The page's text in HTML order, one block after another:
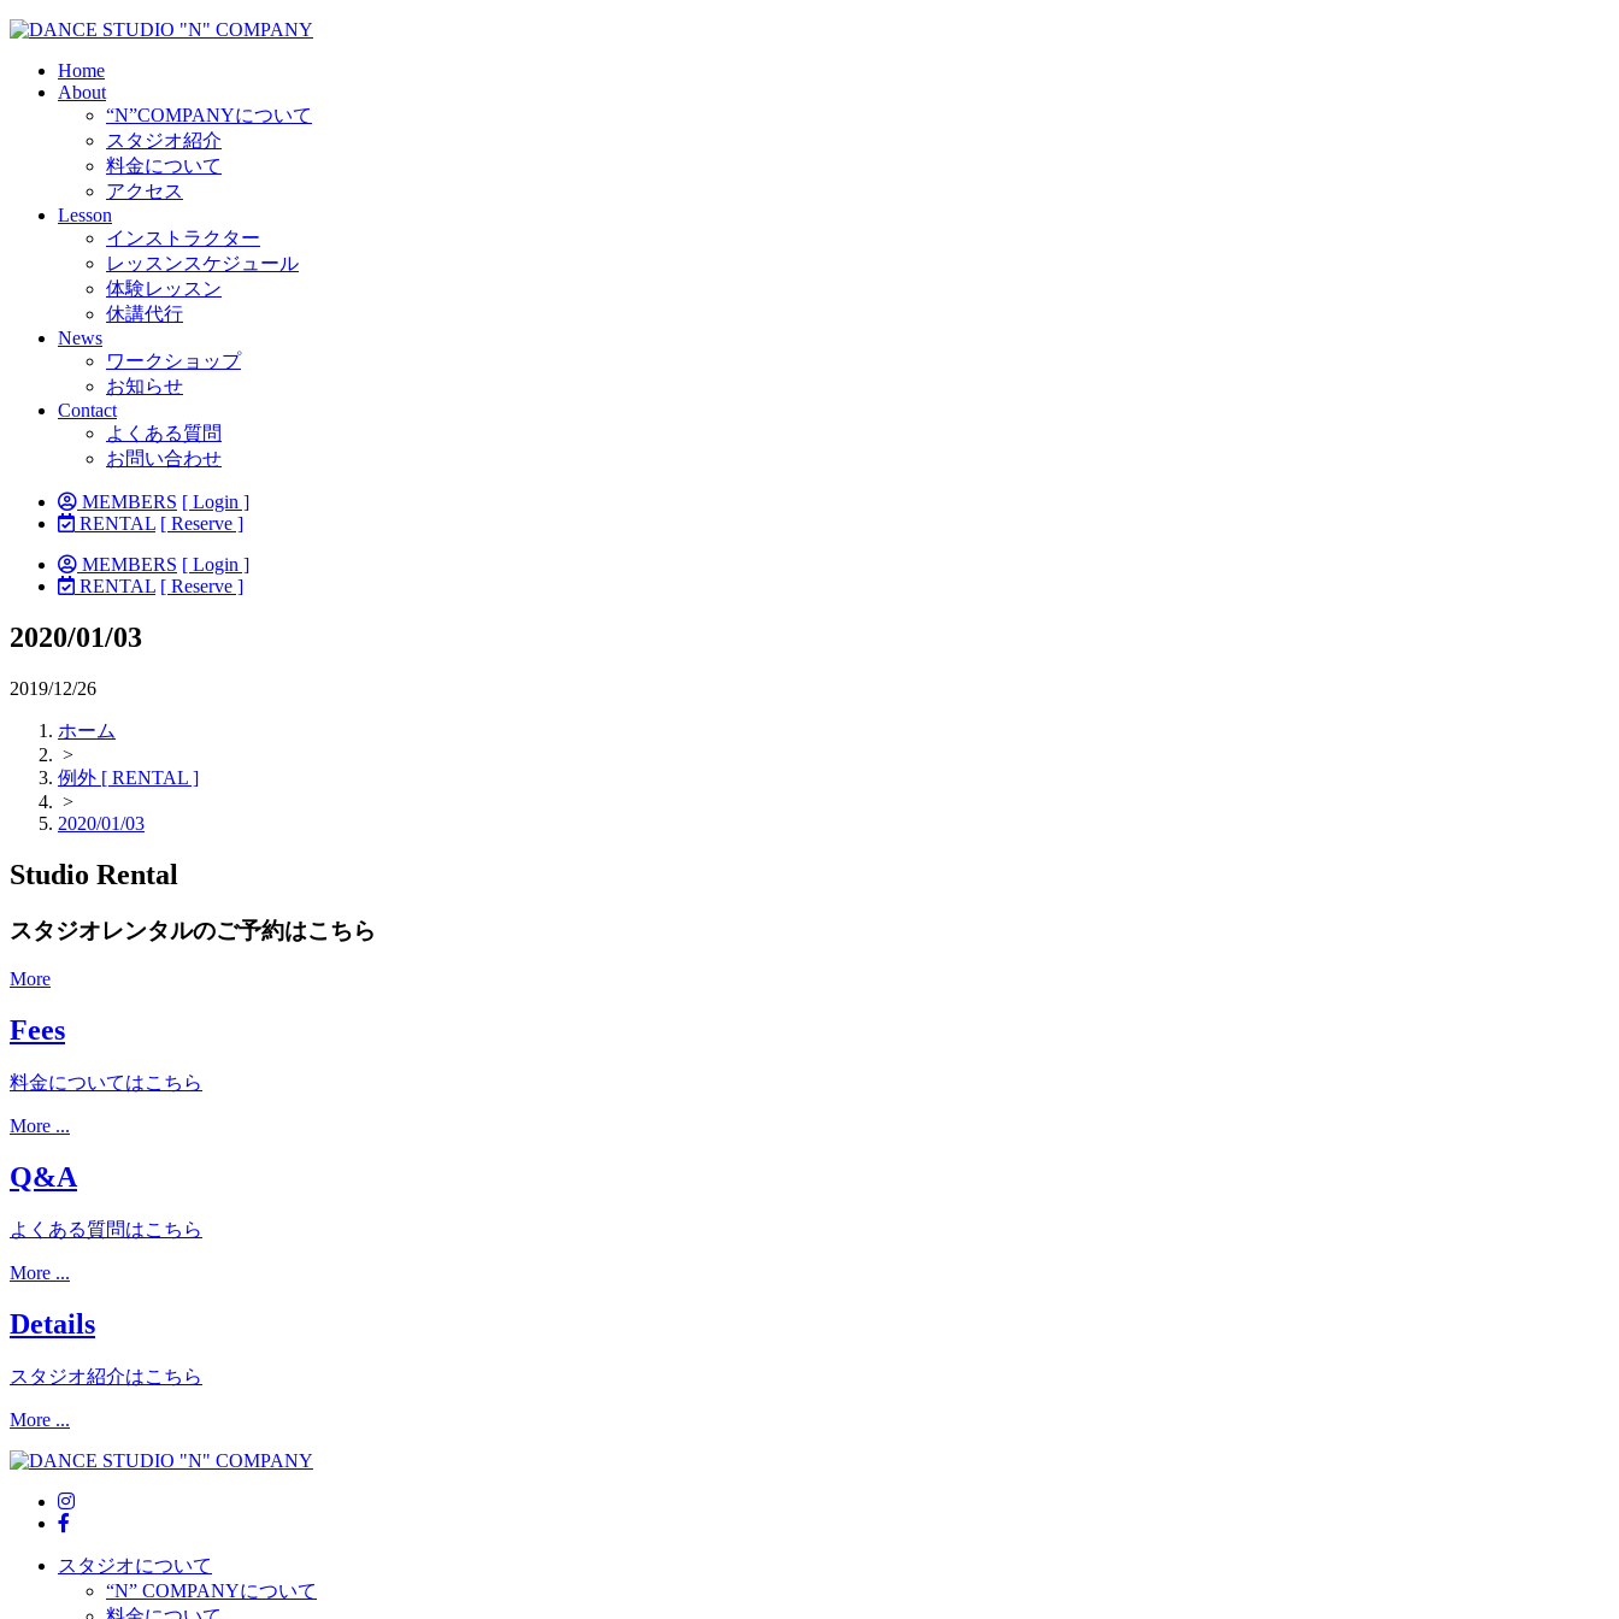
Home
About
“N”COMPANYについて
スタジオ紹介
料金について
アクセス
Lesson
インストラクター
レッスンスケジュール
体験レッスン
休講代行
News
ワークショップ
お知らせ
Contact
よくある質問
お問い合わせ
MEMBERS [ Login ]
RENTAL [ Reserve ]
MEMBERS [ Login ]
RENTAL [ Reserve ]
2020/01/03
2019/12/26
ホーム
>
例外 [ RENTAL ]
>
2020/01/03
Studio Rental
スタジオレンタルのご予約はこちら
More
Fees
料金についてはこちら
More ...
Q&A
よくある質問はこちら
More ...
Details
スタジオ紹介はこちら
More ...
スタジオについて
“N” COMPANYについて